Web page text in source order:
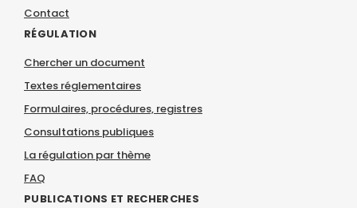
Contact
RÉGULATION
Chercher un document
Textes réglementaires
Formulaires, procédures, registres
Consultations publiques
La régulation par thème
FAQ
PUBLICATIONS ET RECHERCHES